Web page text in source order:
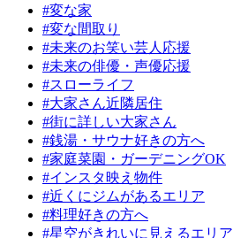
#変な家
#変な間取り
#未来のお笑い芸人応援
#未来の俳優・声優応援
#スローライフ
#大家さん近隣居住
#街に詳しい大家さん
#銭湯・サウナ好きの方へ
#家庭菜園・ガーデニングOK
#インスタ映え物件
#近くにジムがあるエリア
#料理好きの方へ
#星空がきれいに見えるエリア